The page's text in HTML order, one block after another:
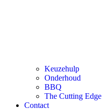
Keuzehulp
Onderhoud
BBQ
The Cutting Edge
Contact